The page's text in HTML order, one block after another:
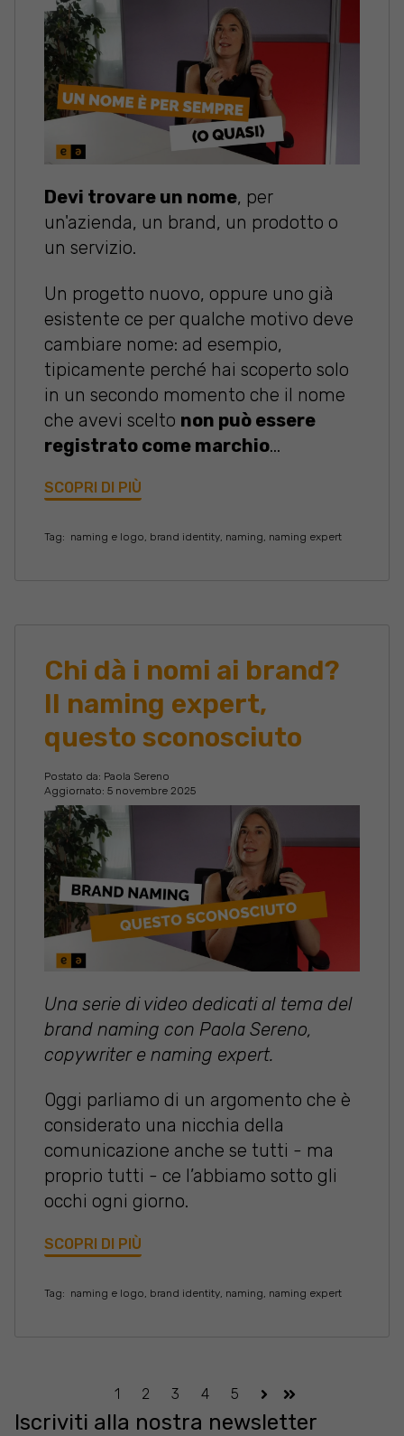
Devi trovare un nome, per
un'azienda, un brand, un prodotto o
un servizio.
Un progetto nuovo, oppure uno già
esistente ce per qualche motivo deve
cambiare nome: ad esempio,
tipicamente perché hai scoperto solo
in un secondo momento che il nome
che avevi scelto non può essere
registrato come marchio...
SCOPRI DI PIÙ
Tag: naming e logo, brand identity, naming, naming expert
Chi dà i nomi ai brand?
Il naming expert,
questo sconosciuto
Postato da: Paola Sereno
Aggiornato: 5 novembre 2025
Una serie di video dedicati al tema del
brand naming con Paola Sereno,
copywriter e naming expert.
Oggi parliamo di un argomento che è
considerato una nicchia della
comunicazione anche se tutti - ma
proprio tutti - ce l’abbiamo sotto gli
occhi ogni giorno.
SCOPRI DI PIÙ
Tag: naming e logo, brand identity, naming, naming expert
1 2 3 4 5
AvantiUltima
Iscriviti alla nostra newsletter